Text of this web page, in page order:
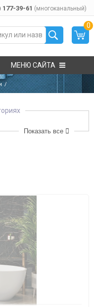
177-39-61 (многоканальный)
0
МЕНЮ САЙТА
Показать все